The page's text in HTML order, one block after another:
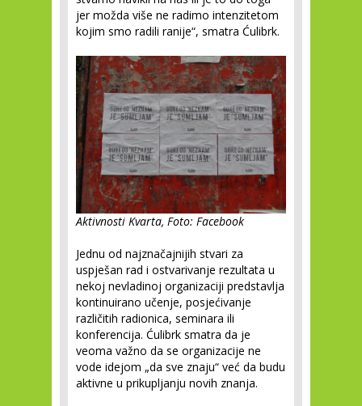
jer možda više ne radimo intenzitetom
kojim smo radili ranije“, smatra Ćulibrk.
Aktivnosti Kvarta, Foto: Facebook
Jednu od najznačajnijih stvari za
uspješan rad i ostvarivanje rezultata u
nekoj nevladinoj organizaciji predstavlja
kontinuirano učenje, posjećivanje
različitih radionica, seminara ili
konferencija. Ćulibrk smatra da je
veoma važno da se organizacije ne
vode idejom „da sve znaju“ već da budu
aktivne u prikupljanju novih znanja.